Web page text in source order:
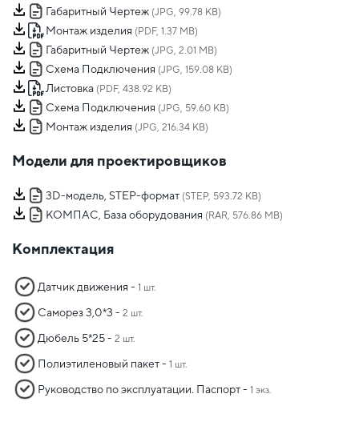
Габаритный Чертеж (JPG, 99.78 KB)
Монтаж изделия (PDF, 1.37 MB)
Габаритный Чертеж (JPG, 2.01 MB)
Схема Подключения (JPG, 159.08 KB)
Листовка (PDF, 438.92 KB)
Схема Подключения (JPG, 59.60 KB)
Монтаж изделия (JPG, 216.34 KB)
Модели для проектировщиков
3D-модель, STEP-формат (STEP, 593.72 KB)
КОМПАС, База оборудования (RAR, 576.86 MB)
Комплектация
Датчик движения - 1 шт.
Саморез 3,0*3 - 2 шт.
Дюбель 5*25 - 2 шт.
Полиэтиленовый пакет - 1 шт.
Руководство по эксплуатации. Паспорт - 1 экз.